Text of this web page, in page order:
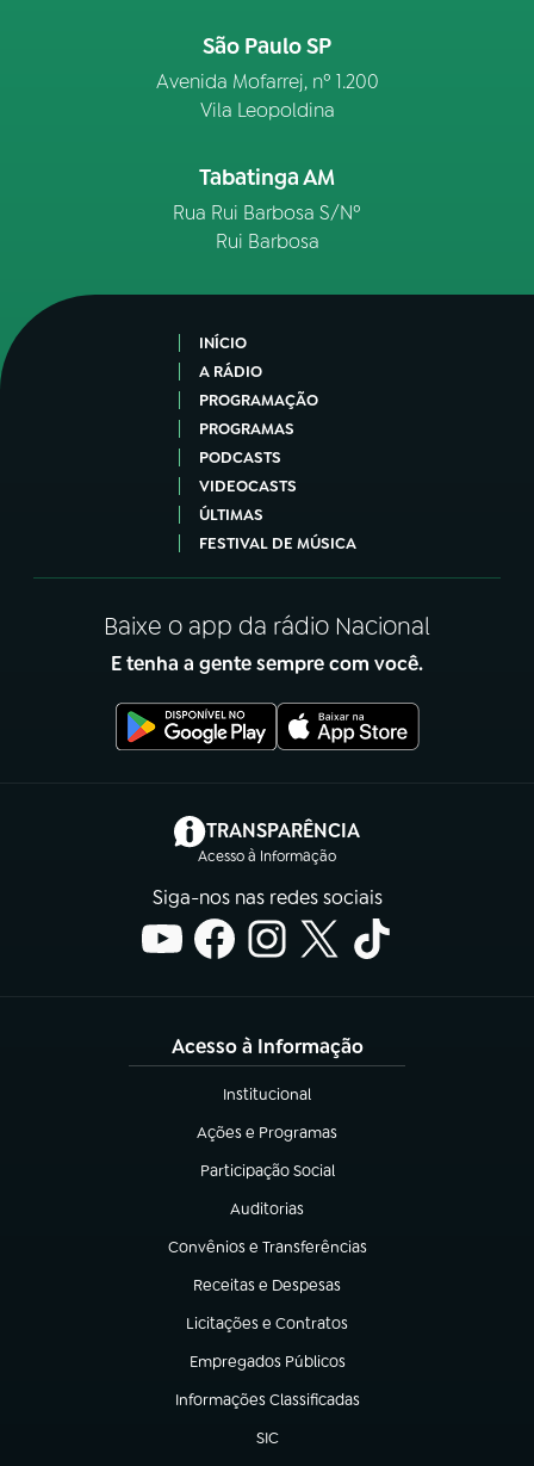
São Paulo SP
Avenida Mofarrej, nº 1.200
Vila Leopoldina
Tabatinga AM
Rua Rui Barbosa S/Nº
Rui Barbosa
INÍCIO
A RÁDIO
PROGRAMAÇÃO
PROGRAMAS
PODCASTS
VIDEOCASTS
ÚLTIMAS
FESTIVAL DE MÚSICA
Baixe o app da rádio Nacional
E tenha a gente sempre com você.
TRANSPARÊNCIA
Acesso à Informação
(abre em nova aba)
Siga-nos nas redes sociais
Acesso à Informação
Institucional
(abre em nova aba)
Ações e Programas
(abre em nova aba)
Participação Social
(abre em nova aba)
Auditorias
(abre em nova aba)
Convênios e Transferências
(abre em nova aba)
Receitas e Despesas
(abre em nova aba)
Licitações e Contratos
(abre em nova aba)
Empregados Públicos
(abre em nova aba)
Informações Classificadas
(abre em nova aba)
SIC
(abre em nova aba)